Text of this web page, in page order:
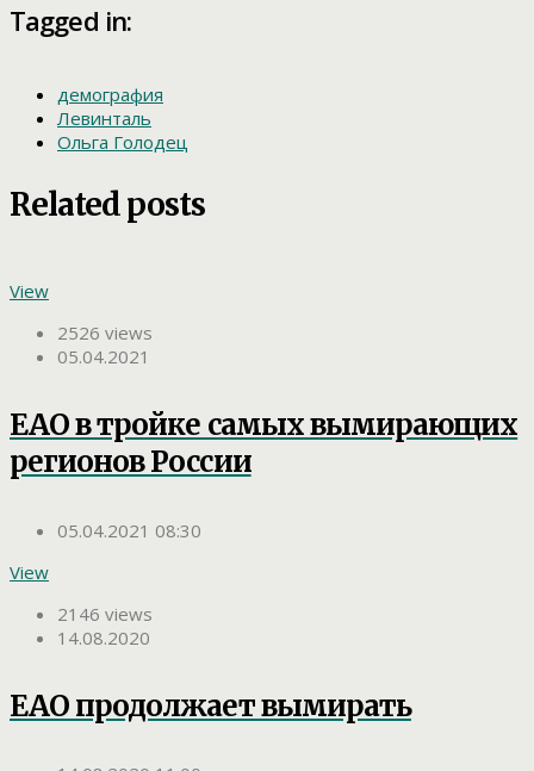
Tagged in:
демография
Левинталь
Ольга Голодец
Related posts
View
2526 views
05.04.2021
ЕАО в тройке самых вымирающих
регионов России
05.04.2021 08:30
View
2146 views
14.08.2020
ЕАО продолжает вымирать